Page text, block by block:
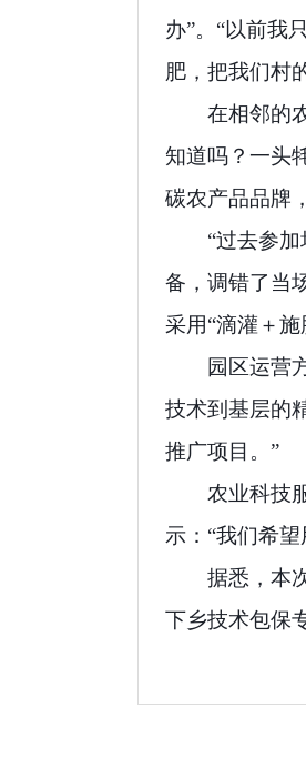
办”。“以前我
肥，把我们村
在相邻的
知道吗？一头
碳农产品品牌
“过去参
备，调错了当
采用“滴灌＋
园区运营
技术到基层的
推广项目。”
农业科技
示：“我们希
据悉，本
下乡技术包保